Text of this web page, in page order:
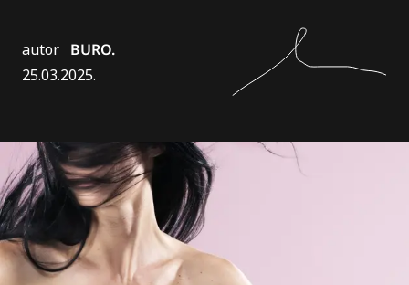
autor BURO.
25.03.2025.